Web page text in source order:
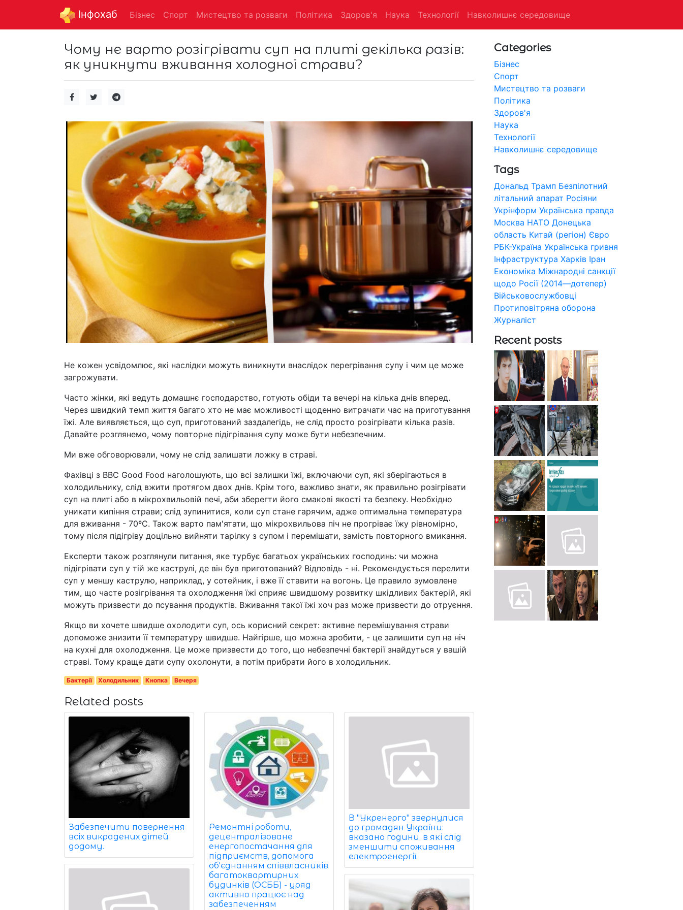
Інфохаб Бізнес Спорт Мистецтво та розваги Політика Здоров'я Наука Технології Навколишнє середовище
Чому не варто розігрівати суп на плиті декілька разів:
як уникнути вживання холодної страви?
Не кожен усвідомлює, які наслідки можуть виникнути внаслідок перегрівання супу і чим це може
загрожувати.
Часто жінки, які ведуть домашнє господарство, готують обіди та вечері на кілька днів вперед.
Через швидкий темп життя багато хто не має можливості щоденно витрачати час на приготування
їжі. Але виявляється, що суп, приготований заздалегідь, не слід просто розігрівати кілька разів.
Давайте розглянемо, чому повторне підігрівання супу може бути небезпечним.
Ми вже обговорювали, чому не слід залишати ложку в страві.
Фахівці з BBC Good Food наголошують, що всі залишки їжі, включаючи суп, які зберігаються в
холодильнику, слід вжити протягом двох днів. Крім того, важливо знати, як правильно розігрівати
суп на плиті або в мікрохвильовій печі, аби зберегти його смакові якості та безпеку. Необхідно
уникати кипіння страви; слід зупинитися, коли суп стане гарячим, адже оптимальна температура
для вживання - 70ºC. Також варто пам'ятати, що мікрохвильова піч не прогріває їжу рівномірно,
тому після підігріву доцільно вийняти тарілку з супом і перемішати, замість повторного вмикання.
Експерти також розглянули питання, яке турбує багатьох українських господинь: чи можна
підігрівати суп у тій же каструлі, де він був приготований? Відповідь - ні. Рекомендується перелити
суп у меншу каструлю, наприклад, у сотейник, і вже її ставити на вогонь. Це правило зумовлене
тим, що часте розігрівання та охолодження їжі сприяє швидшому розвитку шкідливих бактерій, які
можуть призвести до псування продуктів. Вживання такої їжі хоч раз може призвести до отруєння.
Якщо ви хочете швидше охолодити суп, ось корисний секрет: активне перемішування страви
допоможе знизити її температуру швидше. Найгірше, що можна зробити, - це залишити суп на ніч
на кухні для охолодження. Це може призвести до того, що небезпечні бактерії знайдуться у вашій
страві. Тому краще дати супу охолонути, а потім прибрати його в холодильник.
Бактерії Холодильник Кнопка Вечеря
Related posts
Забезпечити повернення
всіх викрадених дітей
додому.
Ремонтні роботи,
децентралізоване
енергопостачання для
підприємств, допомога
об'єднанням співвласників
багатоквартирних
будинків (ОСББ) - уряд
активно працює над
забезпеченням
В "Укренерго" звернулися
до громадян України:
вказано години, в які слід
зменшити споживання
електроенергії.
Categories
Бізнес
Спорт
Мистецтво та розваги
Політика
Здоров'я
Наука
Технології
Навколишнє середовище
Tags
Дональд Трамп Безпілотний
літальний апарат Росіяни
Укрінформ Українська правда
Москва НАТО Донецька
область Китай (регіон) Євро
РБК-Україна Українська гривня
Інфраструктура Харків Іран
Економіка Міжнародні санкції
щодо Росії (2014—дотепер)
Військовослужбовці
Протиповітряна оборона
Журналіст
Recent posts